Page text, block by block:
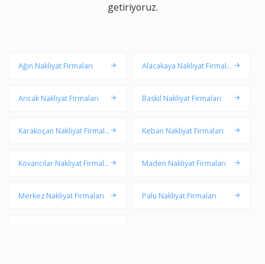
getiriyoruz.
Ağın Nakliyat Firmaları
Alacakaya Nakliyat Firmalar
Arıcak Nakliyat Firmaları
Baskil Nakliyat Firmaları
Karakoçan Nakliyat Firmala
Keban Nakliyat Firmaları
Kovancılar Nakliyat Firmala
Maden Nakliyat Firmaları
Merkez Nakliyat Firmaları Palu Nakliyat Firmaları